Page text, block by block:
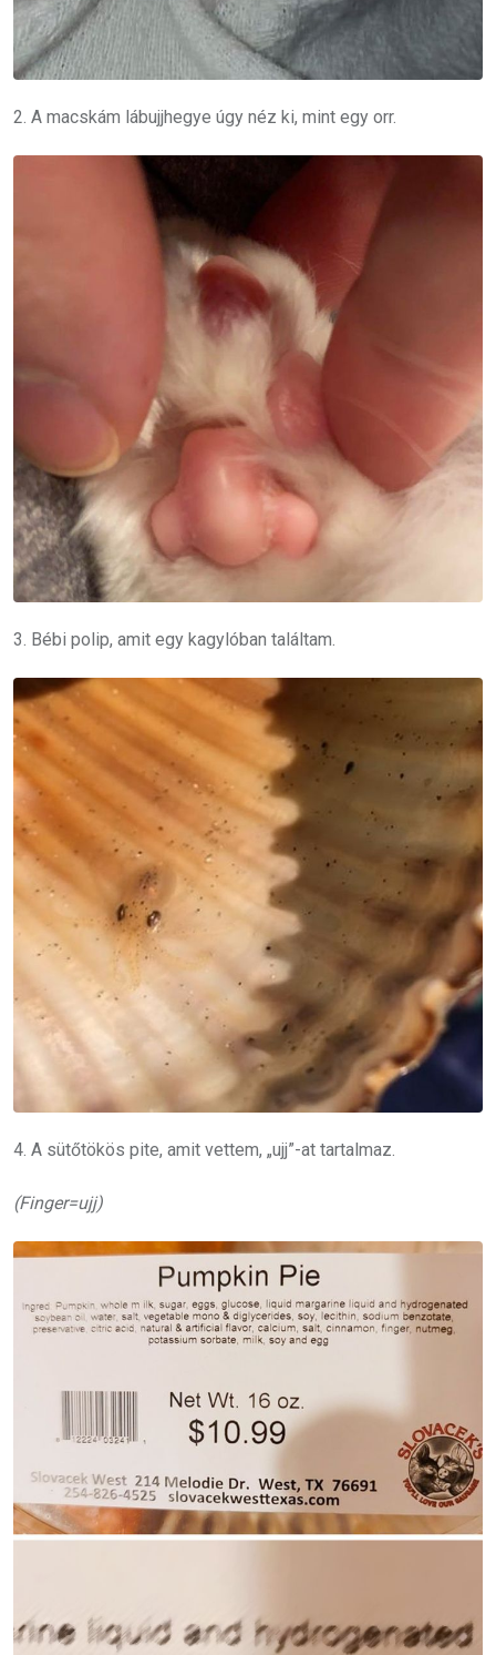
2. A macskám lábujjhegye úgy néz ki, mint egy orr.
3. Bébi polip, amit egy kagylóban találtam.
4. A sütőtökös pite, amit vettem, „ujj”-at tartalmaz.
(Finger=ujj)